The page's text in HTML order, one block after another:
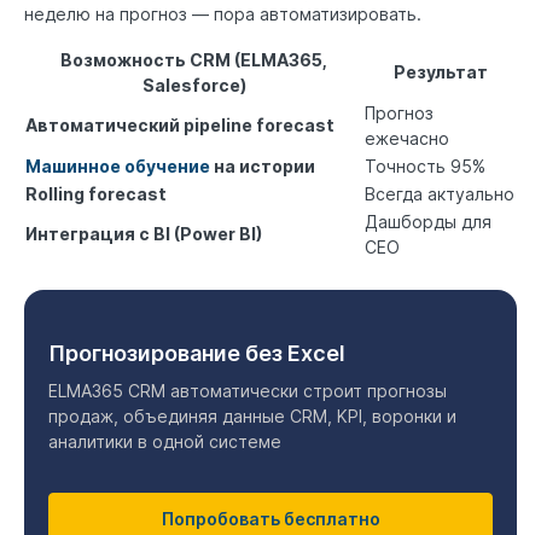
неделю на прогноз — пора автоматизировать.
Возможность CRM (ELMA365,
Salesforce)
Результат
Автоматический pipeline forecast
Прогноз
ежечасно
Машинное обучение на истории
Точность 95%
Rolling forecast
Всегда актуально
Интеграция с BI (Power BI)
Дашборды для
CEO
Прогнозирование без Excel
ELMA365 CRM автоматически строит прогнозы
продаж, объединяя данные CRM, KPI, воронки и
аналитики в одной системе
Попробовать бесплатно